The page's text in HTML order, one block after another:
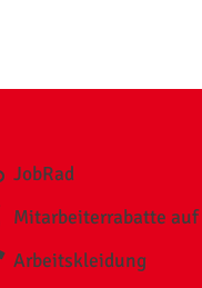
JobRad
Mitarbeiterrabatte
Arbeitskleidung